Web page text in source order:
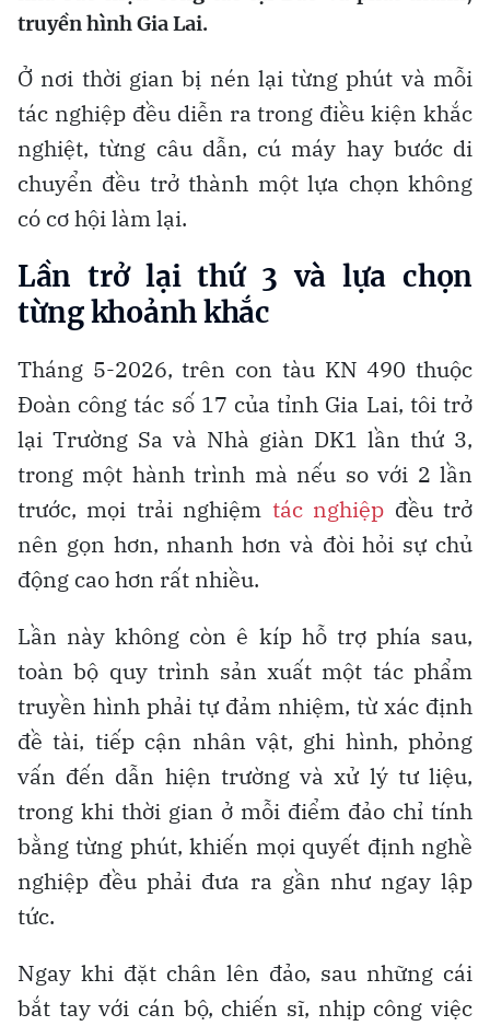
truyền hình Gia Lai.
Ở nơi thời gian bị nén lại từng phút và mỗi
tác nghiệp đều diễn ra trong điều kiện khắc
nghiệt, từng câu dẫn, cú máy hay bước di
chuyển đều trở thành một lựa chọn không
có cơ hội làm lại.
Lần trở lại thứ 3 và lựa chọn
từng khoảnh khắc
Tháng 5-2026, trên con tàu KN 490 thuộc
Đoàn công tác số 17 của tỉnh Gia Lai, tôi trở
lại Trường Sa và Nhà giàn DK1 lần thứ 3,
trong một hành trình mà nếu so với 2 lần
trước, mọi trải nghiệm tác nghiệp đều trở
nên gọn hơn, nhanh hơn và đòi hỏi sự chủ
động cao hơn rất nhiều.
Lần này không còn ê kíp hỗ trợ phía sau,
toàn bộ quy trình sản xuất một tác phẩm
truyền hình phải tự đảm nhiệm, từ xác định
đề tài, tiếp cận nhân vật, ghi hình, phỏng
vấn đến dẫn hiện trường và xử lý tư liệu,
trong khi thời gian ở mỗi điểm đảo chỉ tính
bằng từng phút, khiến mọi quyết định nghề
nghiệp đều phải đưa ra gần như ngay lập
tức.
Ngay khi đặt chân lên đảo, sau những cái
bắt tay với cán bộ, chiến sĩ, nhịp công việc